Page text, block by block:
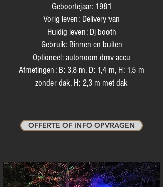
Geboortejaar: 1981
Vorig leven: Delivery van
Huidig leven: Dj booth
Gebruik: Binnen en buiten
Optioneel: autonoom dmv accu
Afmetingen: B: 3,8 m, D: 1,4 m, H: 1,5 m
zonder dak, H: 2,3 m met dak
OFFERTE OF INFO OPVRAGEN